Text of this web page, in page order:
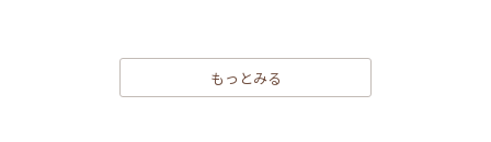
もっとみる